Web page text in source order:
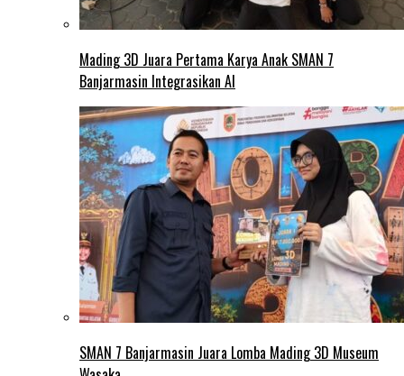
Mading 3D Juara Pertama Karya Anak SMAN 7
Banjarmasin Integrasikan AI
SMAN 7 Banjarmasin Juara Lomba Mading 3D Museum